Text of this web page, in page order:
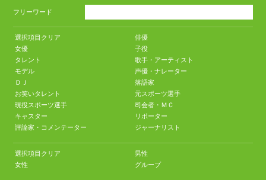
フリーワード
選択項目クリア
俳優
女優
子役
タレント
歌手・アーティスト
モデル
声優・ナレーター
ＤＪ
落語家
お笑いタレント
元スポーツ選手
現役スポーツ選手
司会者・ＭＣ
キャスター
リポーター
評論家・コメンテーター
ジャーナリスト
選択項目クリア
男性
女性
グループ